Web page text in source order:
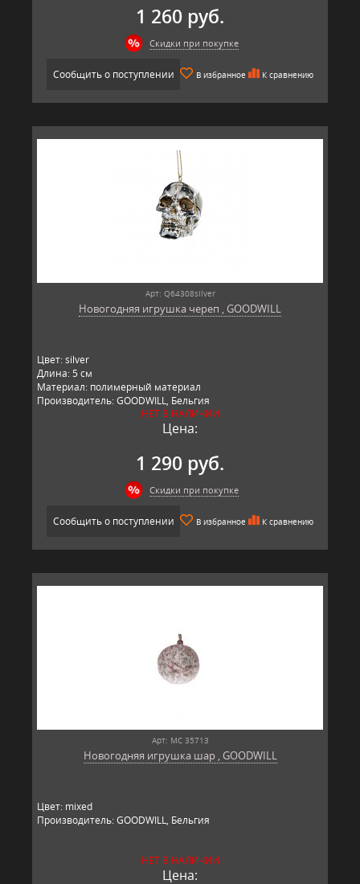
1 260 руб.
Скидки при покупке
Сообщить о поступлении В избранное К сравнению
Арт: Q64308silver
Новогодняя игрушка череп , GOODWILL
Цвет: silver
Длина: 5 см
Материал: полимерный материал
Производитель: GOODWILL, Бельгия
НЕТ В НАЛИЧИИ
Цена:
1 290 руб.
Скидки при покупке
Сообщить о поступлении В избранное К сравнению
Арт: MC 35713
Новогодняя игрушка шар , GOODWILL
Цвет: mixed
Производитель: GOODWILL, Бельгия
НЕТ В НАЛИЧИИ
Цена: